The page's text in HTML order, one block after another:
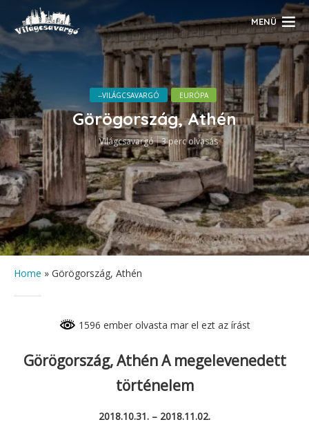
MENÜ
--VILÁGCSAVARGÓ EURÓPA
Görögország, Athén
Világcsavargó 3 perc olvasás
Home » Görögország, Athén
1596 ember olvasta mar el ezt az írást
Görögország, Athén A megelevenedett
történelem
2018.10.31. – 2018.11.02.